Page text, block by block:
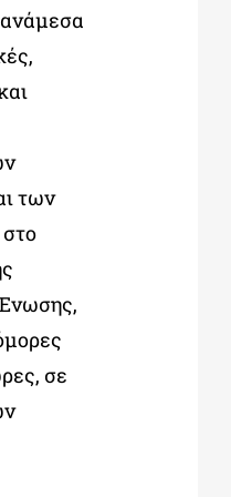
ανάμεσα
των
σε